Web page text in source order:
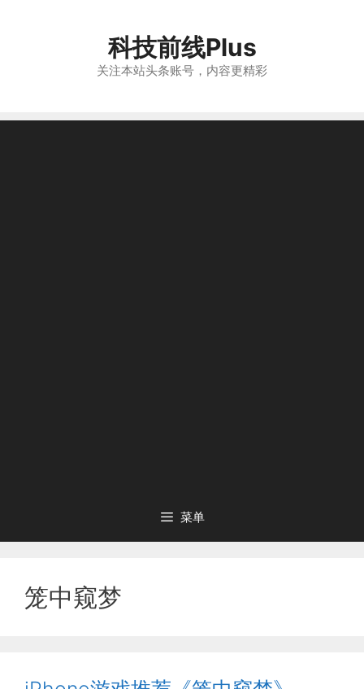
科技前线Plus
关注本站头条账号，内容更精彩
菜单
笼中窥梦